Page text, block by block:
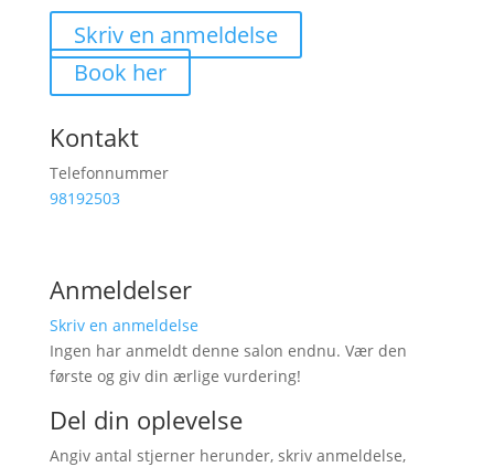
Skriv en anmeldelse
Book her
Kontakt
Telefonnummer
98192503
Anmeldelser
Skriv en anmeldelse
Ingen har anmeldt denne salon endnu. Vær den
første og giv din ærlige vurdering!
Del din oplevelse
Angiv antal stjerner herunder, skriv anmeldelse,